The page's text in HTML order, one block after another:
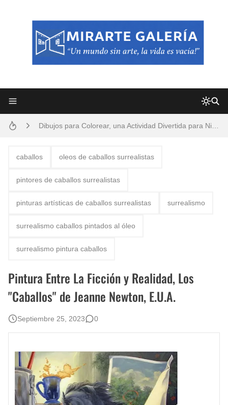
El mundo del arte en pintura surrealista
caballos oleos de caballos surrealistas
pintores de caballos surrealistas
pinturas artísticas de caballos surrealistas surrealismo
surrealismo caballos pintados al óleo
surrealismo pintura caballos
Pintura Entre La Ficción y Realidad, Los
"Caballos" de Jeanne Newton, E.U.A.
Septiembre 25, 2023 0